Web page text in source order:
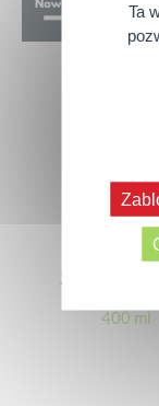
Żel Micelarny
400 ml
Ta